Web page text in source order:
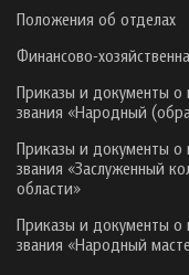
Положения об отделах
Финансово-
Приказы и документы о
звания «Народный
Приказы и документы о
звания «Заслуженный
области»
Приказы и документы о
звания «Народный